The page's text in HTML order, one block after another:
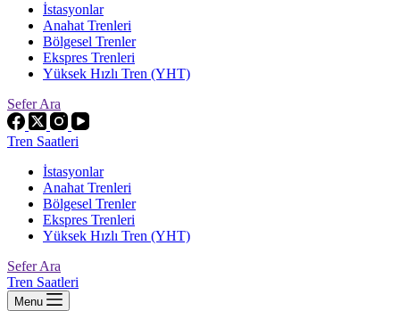
İstasyonlar
Anahat Trenleri
Bölgesel Trenler
Ekspres Trenleri
Yüksek Hızlı Tren (YHT)
Sefer Ara
Tren Saatleri
İstasyonlar
Anahat Trenleri
Bölgesel Trenler
Ekspres Trenleri
Yüksek Hızlı Tren (YHT)
Sefer Ara
Tren Saatleri
Menu